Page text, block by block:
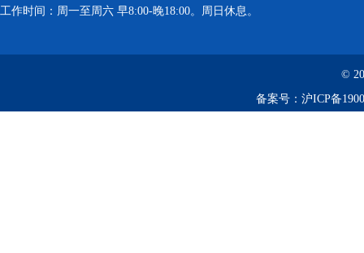
工作时间：周一至周六 早8:00-晚18:00。周日休息。
©
备案号： 沪ICP备